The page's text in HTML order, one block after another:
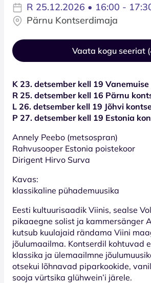
R 25.12.2026 • 16:00 -
Pärnu Kontserdimaja
Vaata kogu seeriat
K 23. detsember kell 19
R 25. detsember kell 16 Pärnu
L 26. detsember kell 19 Jõhvi
P 27. detsember kell 19 Estonia
Annely Peebo (metsospran)
Rahvusooper Estonia poistekoor
Dirigent Hirvo Surva
Kavas:
klassikaline pühademuusika
Eesti kultuurisaadik Viinis, sealse
pikaaegne solist ja kammersänger
kutsub kuulajaid rändama Viini
jõulumaailma. Kontserdil kohtuvad
klassika ja ülemaailmne
otsekui lõhnavad piparkookide,
sooja vürtsika glühwein’i järele.